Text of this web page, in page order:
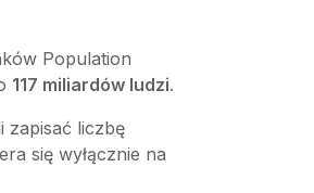
Population
117 miliardów ludzi.
zapisać liczbę
się wyłącznie na